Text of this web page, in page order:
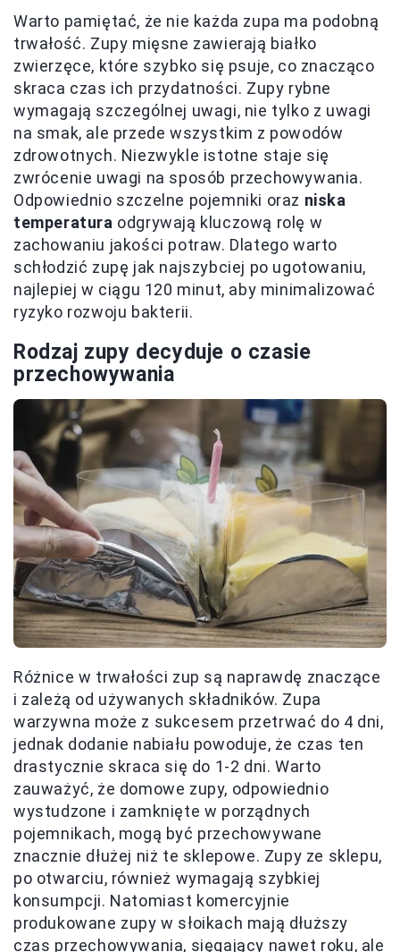
Warto pamiętać, że nie każda zupa ma podobną
trwałość. Zupy mięsne zawierają białko
zwierzęce, które szybko się psuje, co znacząco
skraca czas ich przydatności. Zupy rybne
wymagają szczególnej uwagi, nie tylko z uwagi
na smak, ale przede wszystkim z powodów
zdrowotnych. Niezwykle istotne staje się
zwrócenie uwagi na sposób przechowywania.
Odpowiednio szczelne pojemniki oraz niska
temperatura odgrywają kluczową rolę w
zachowaniu jakości potraw. Dlatego warto
schłodzić zupę jak najszybciej po ugotowaniu,
najlepiej w ciągu 120 minut, aby minimalizować
ryzyko rozwoju bakterii.
Rodzaj zupy decyduje o czasie
przechowywania
Różnice w trwałości zup są naprawdę znaczące
i zależą od używanych składników. Zupa
warzywna może z sukcesem przetrwać do 4 dni,
jednak dodanie nabiału powoduje, że czas ten
drastycznie skraca się do 1-2 dni. Warto
zauważyć, że domowe zupy, odpowiednio
wystudzone i zamknięte w porządnych
pojemnikach, mogą być przechowywane
znacznie dłużej niż te sklepowe. Zupy ze sklepu,
po otwarciu, również wymagają szybkiej
konsumpcji. Natomiast komercyjnie
produkowane zupy w słoikach mają dłuższy
czas przechowywania, sięgający nawet roku, ale